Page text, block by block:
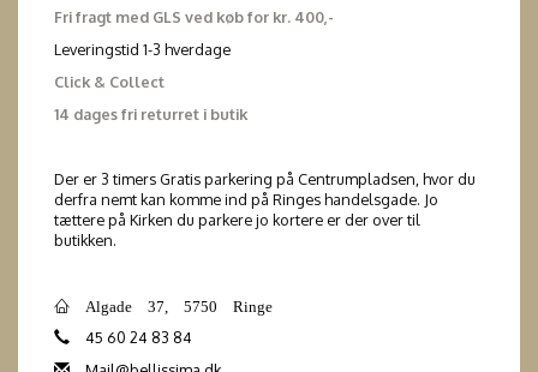
Fri fragt med GLS ved køb for kr. 400,-
Leveringstid 1-3 hverdage
Click & Collect
14 dages fri returret i butik
Der er 3 timers Gratis parkering på Centrumpladsen, hvor du
derfra nemt kan komme ind på Ringes handelsgade. Jo
tættere på Kirken du parkere jo kortere er der over til
butikken.
Algade 37, 5750 Ringe
45 60 24 83 84